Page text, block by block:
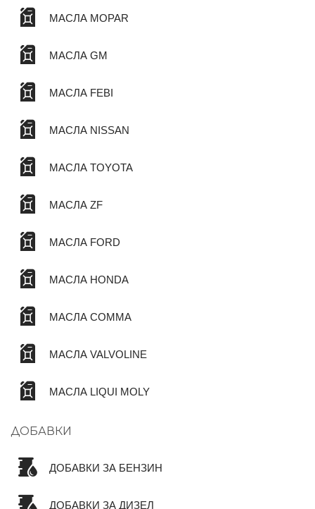
МАСЛА MOPAR
МАСЛА GM
МАСЛА FEBI
МАСЛА NISSAN
МАСЛА TOYOTA
МАСЛА ZF
МАСЛА FORD
МАСЛА HONDA
МАСЛА COMMA
МАСЛА VALVOLINE
МАСЛА LIQUI MOLY
ДОБАВКИ
ДОБАВКИ ЗА БЕНЗИН
ДОБАВКИ ЗА ДИЗЕЛ